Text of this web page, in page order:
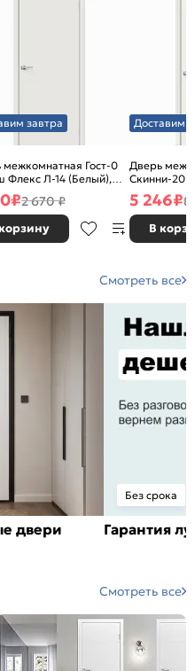
завтра
межкомнатная Гост-0
Флекс Л-14 (Белый),
каркасно-щитовая
₽2 670 ₽
Доставим
Дверь
Скинни-20
декора,
без кромки,
5 246₽8
В
Смотреть все
двери
Без срока
Гарантия
Смотреть все